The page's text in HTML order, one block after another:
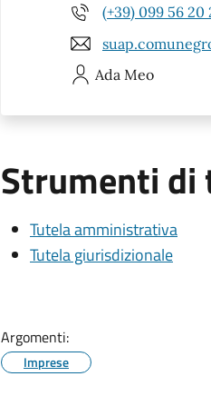
(+39) 099 56 20
Ada Meo
Strumenti di
Tutela amministrativa
Tutela giurisdizionale
Argomenti:
Imprese